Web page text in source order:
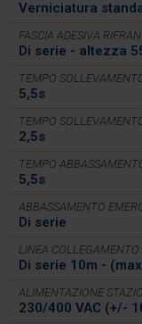
Verniciatura
FASCIA ADESIVA
Di serie - altezza
TEMPO
5,5s
TEMPO
2,5s
TEMPO
5,5s
ABBASSAMENTO
Di serie
LINEA
Di serie 10m -
ALIMENTAZIONE
230/400 VAC (+/-